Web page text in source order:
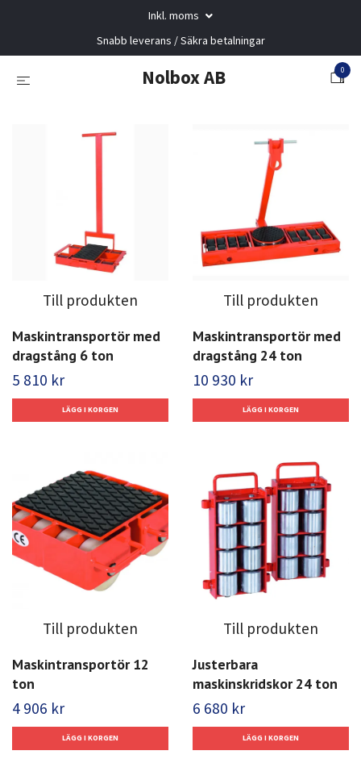
Inkl. moms
Snabb leverans / Säkra betalningar
Nolbox AB 0
Till produkten
Maskintransportör med
dragstång 6 ton
5 810 kr
Till produkten
Maskintransportör med
dragstång 24 ton
10 930 kr
Till produkten
Maskintransportör 12
ton
4 906 kr
Till produkten
Justerbara
maskinskridskor 24 ton
6 680 kr